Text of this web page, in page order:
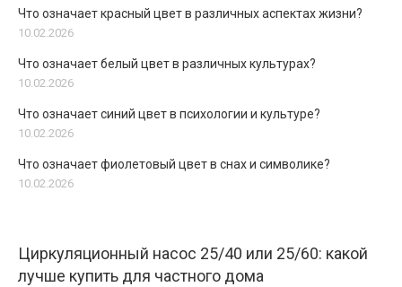
Что означает красный цвет в различных аспектах жизни?
10.02.2026
Что означает белый цвет в различных культурах?
10.02.2026
Что означает синий цвет в психологии и культуре?
10.02.2026
Что означает фиолетовый цвет в снах и символике?
10.02.2026
Циркуляционный насос 25/40 или 25/60: какой
лучше купить для частного дома